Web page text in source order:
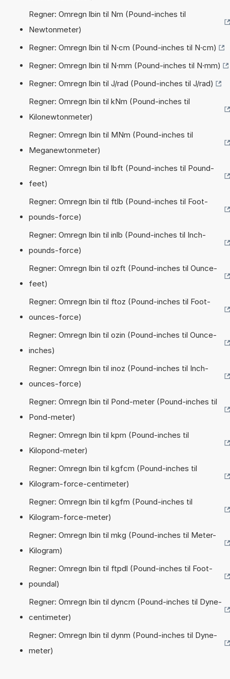
Regner: Omregn lbin til Nm (Pound-inches til
Newtonmeter)
Regner: Omregn lbin til N·cm (Pound-inches til N·cm)
Regner: Omregn lbin til N·mm (Pound-inches til N·mm)
Regner: Omregn lbin til J/rad (Pound-inches til J/rad)
Regner: Omregn lbin til kNm (Pound-inches til
Kilonewtonmeter)
Regner: Omregn lbin til MNm (Pound-inches til
Meganewtonmeter)
Regner: Omregn lbin til lbft (Pound-inches til Pound-
feet)
Regner: Omregn lbin til ftlb (Pound-inches til Foot-
pounds-force)
Regner: Omregn lbin til inlb (Pound-inches til Inch-
pounds-force)
Regner: Omregn lbin til ozft (Pound-inches til Ounce-
feet)
Regner: Omregn lbin til ftoz (Pound-inches til Foot-
ounces-force)
Regner: Omregn lbin til ozin (Pound-inches til Ounce-
inches)
Regner: Omregn lbin til inoz (Pound-inches til Inch-
ounces-force)
Regner: Omregn lbin til Pond-meter (Pound-inches til
Pond-meter)
Regner: Omregn lbin til kpm (Pound-inches til
Kilopond-meter)
Regner: Omregn lbin til kgfcm (Pound-inches til
Kilogram-force-centimeter)
Regner: Omregn lbin til kgfm (Pound-inches til
Kilogram-force-meter)
Regner: Omregn lbin til mkg (Pound-inches til Meter-
Kilogram)
Regner: Omregn lbin til ftpdl (Pound-inches til Foot-
poundal)
Regner: Omregn lbin til dyncm (Pound-inches til Dyne-
centimeter)
Regner: Omregn lbin til dynm (Pound-inches til Dyne-
meter)